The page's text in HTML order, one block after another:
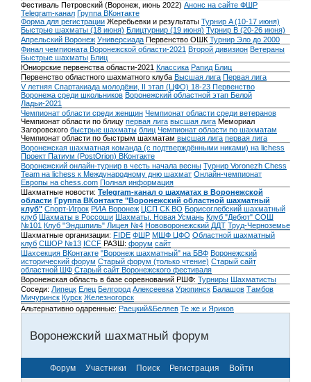
Фестиваль Петровский (Воронеж, июнь 2022) Анонс на сайте ФШР
Telegram-канал Группа ВКонтакте
Форма для регистрации Жеребьевки и результаты Турнир A (10-17 июня)
Быстрые шахматы (18 июня) Блицтурнир (19 июня) Турнир B (20-26 июня)
Апрельский Воронеж Универсиада Первенство ОШК Турнир Эло до 2000
Финал чемпионата Воронежской области-2021 Второй дивизион Ветераны
Быстрые шахматы Блиц
Юниорские первенства области-2021 Классика Рапид Блиц
Первенство областного шахматного клуба Высшая лига Первая лига
V летняя Спартакиада молодёжи, II этап (ЦФО) 18-23 Первенство
Воронежа среди школьников Воронежский областной этап Белой
Ладьи-2021
Чемпионат области среди женщин Чемпионат области среди ветеранов
Чемпионат области по блицу первая лига высшая лига Мемориал
Загоровского быстрые шахматы блиц Чемпионат области по шахматам
Чемпионат области по быстрым шахматам высшая лига первая лига
Воронежская шахматная команда (с подтверждёнными никами) на lichess
Проект Патиум (PostOrion) ВКонтакте
Воронежский онлайн-турнир в честь начала весны Турнир Voronezh Chess
Team на lichess к Международному дню шахмат Онлайн-чемпионат
Европы на chess.com Полная информация
Шахматные новости: Telegram-канал о шахматах в Воронежской
области Группа ВКонтакте "Воронежский областной шахматный
клуб" Спорт-Игрок РИА Воронеж ЦСП СК ВО Борисоглебский шахматный
клуб Шахматы в Россоши Шахматы. Новая Усмань Клуб "Дебют" СОШ
№101 Клуб "Эндшпиль" Лицея №4 Нововоронежский ДДТ Труд-Черноземье
Шахматные организации: FIDE ФШР МШФ ЦФО Областной шахматный
клуб СШОР №13 ICCF РАЗШ: форум сайт
Шахсекция ВКонтакте "Воронеж шахматный" на БВФ Воронежский
исторический форум Cтарый форум (только чтение) Старый сайт
областной ШФ Старый сайт Воронежского фестиваля
Воронежская область в базе соревнований РШФ: Турниры Шахматисты
Соседи: Липецк Елец Белгород Алексеевка Урюпинск Балашов Тамбов
Мичуринск Курск Железногорск
Альтернативно одаренные: Раецкий&Беляев Те же и Яриков
Воронежский шахматный форум
Форум Участники Поиск Регистрация Войти